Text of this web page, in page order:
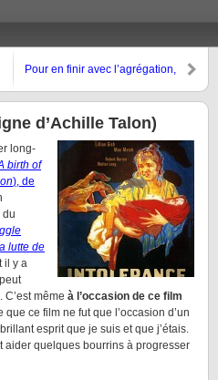
Pour en finir avec l’agrégation,
aussi avec la philosophie (au
lycée)
d’Achille Talon)
long-
birth of
), de
du
lutte de
il y a
même à l’occasion de ce film
que ce film ne fut que l’occasion d’un
esprit que je suis et que j’étais.
aider quelques bourrins à progresser